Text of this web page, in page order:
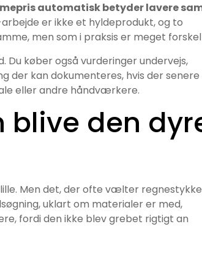
automatisk betyder lavere
er ikke et hyldeprodukt, og to
men som i praksis er meget
køber også vurderinger undervejs,
der kan dokumenteres, hvis der senere
eller andre håndværkere.
blive den
Men det, der ofte vælter
uklart om materialer er med,
fordi den ikke blev grebet rigtigt an